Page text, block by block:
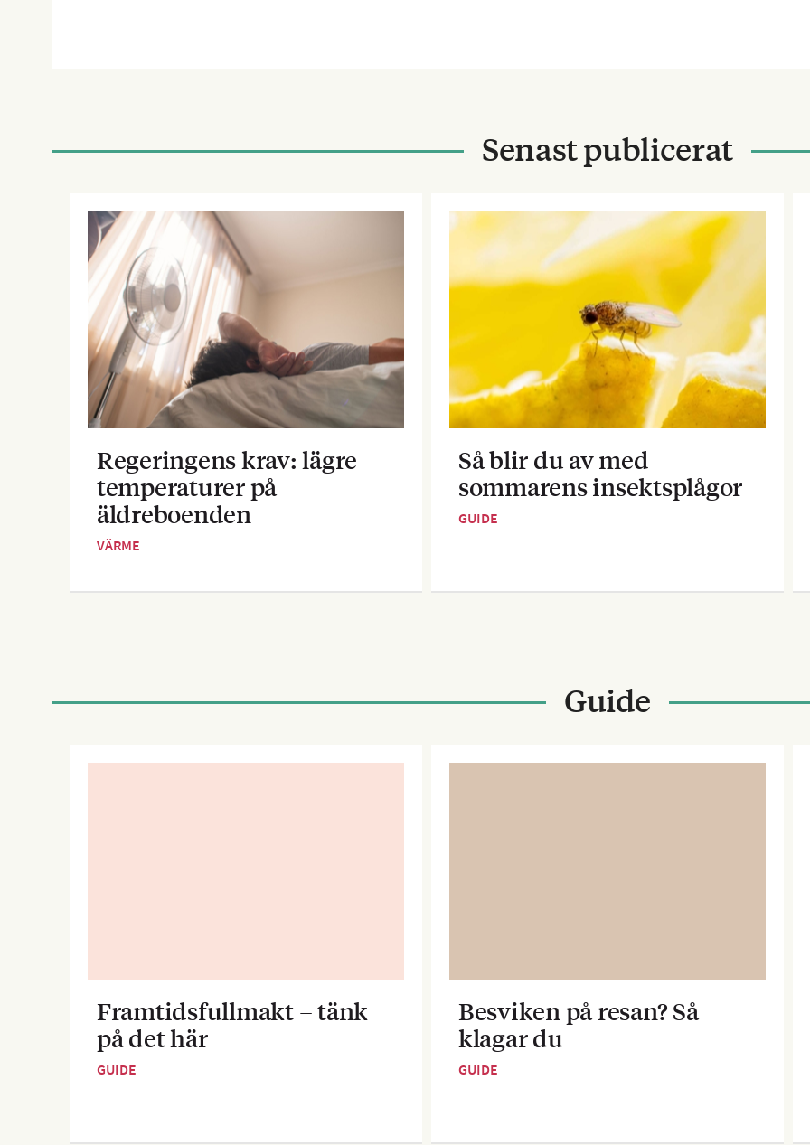
Senast publicerat
Regeringens krav: lägre
temperaturer på
äldreboenden
VÄRME
Så blir du av med
sommarens insektsplågor
GUIDE
Guide
Framtidsfullmakt – tänk
på det här
GUIDE
Besviken på resan? Så
klagar du
GUIDE